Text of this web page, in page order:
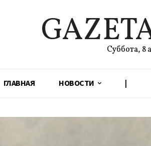
Суббота, 8
ГЛАВНАЯ НОВОСТИ |